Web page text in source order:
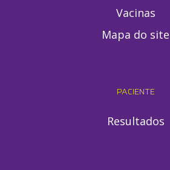
Vacinas
Mapa do site
PACIENTE
Resultados